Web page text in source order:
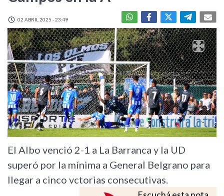
02 ABRIL 2025 - 23:49
El Albo venció 2-1 a La Barranca y la UD
superó por la mínima a General Belgrano para
llegar a cinco vctorias consecutivas.